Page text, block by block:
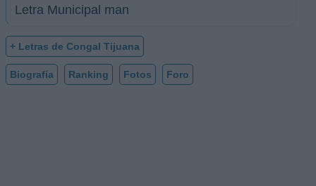
Letra Municipal man
+ Letras de Congal Tijuana
Biografía Ranking Fotos Foro